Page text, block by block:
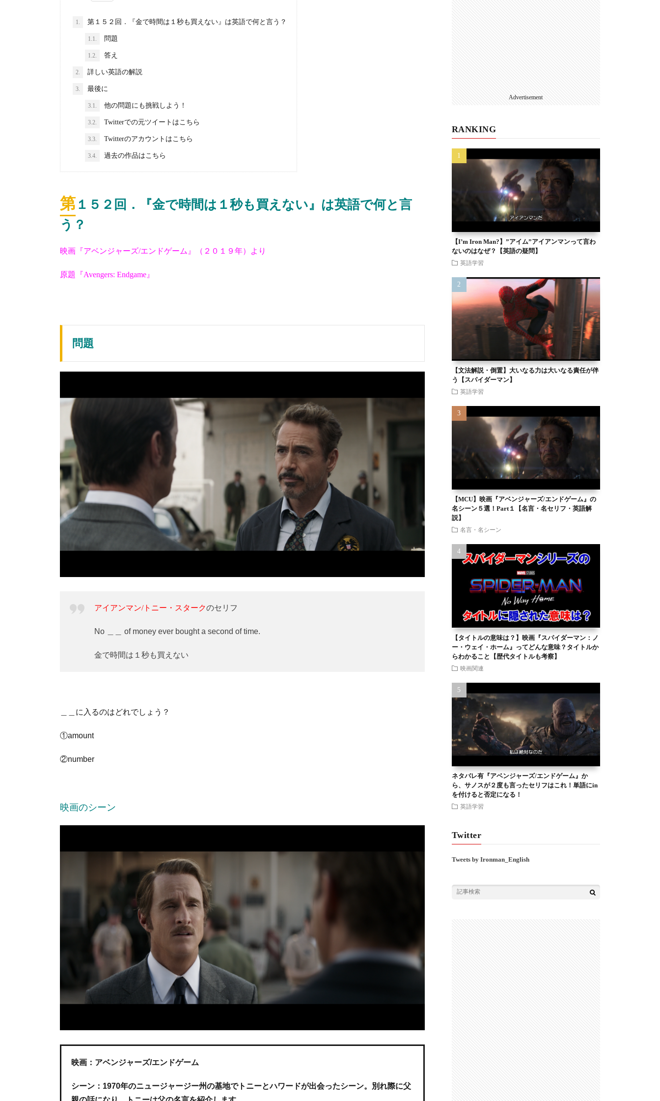
1. 第１５２回．『金で時間は１秒も買えない』は英語で何と言う？
1.1. 問題
1.2. 答え
2. 詳しい英語の解説
3. 最後に
3.1. 他の問題にも挑戦しよう！
3.2. Twitterでの元ツイートはこちら
3.3. Twitterのアカウントはこちら
3.4. 過去の作品はこちら
第 １５２ 回．『金で時間は１秒も買えない』は英語で何と言
う？
映画『アベンジャーズ/エンドゲーム』（２０１９年）より
原題『Avengers: Endgame』
問題
アイアンマン/トニー・スタークのセリフ
No ＿＿ of money ever bought a second of time.
金で時間は１秒も買えない
＿＿に入るのはどれでしょう？
①amount
②number
映画のシーン
映画：アベンジャーズ/エンドゲーム
シーン：1970年のニュージャージー州の基地でトニーとハワードが出会ったシーン。別れ際に父
Advertisement
RANKING
【I’m Iron Man?】”アイム”アイアンマンって言わ
ないのはなぜ？【英語の疑問】
英語学習
【文法解説・倒置】大いなる力は大いなる責任が伴
う【スパイダーマン】
英語学習
【MCU】映画『アベンジャーズ/エンドゲーム』の
名シーン５選！Part１【名言・名セリフ・英語解
説】
名言・名シーン
【タイトルの意味は？】映画『スパイダーマン：ノ
ー・ウェイ・ホーム』ってどんな意味？タイトルか
らわかること【歴代タイトルも考察】
映画関連
ネタバレ有『アベンジャーズ/エンドゲーム』か
ら、サノスが２度も言ったセリフはこれ！単語にin
を付けると否定になる！
英語学習
Twitter
Tweets by Ironman_English